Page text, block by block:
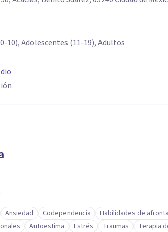
10), Adolescentes (11-19), Adultos
Ansiedad Codependencia Habilidades de
Autoestima Estrés Traumas Terapia